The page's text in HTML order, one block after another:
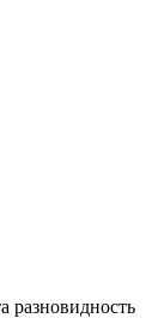
разновидность